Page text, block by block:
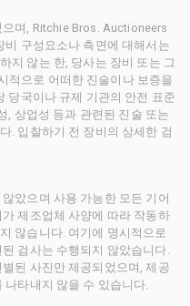
며, Ritchie Bros. Auctioneers
비 구성요소나 측면에 대해서는
지 않는 한, 당사는 장비 또는 그
적으로 어떠한 진술이나 보증을
당국이나 규제 기관의 안전 표준
, 상업성 등과 관련된 진술 또는
. 입찰하기 전 장비의 상세한 검
았으며 사용 가능한 모든 기어
제조업체 사양에 따라 작동하
않습니다. 여기에 명시적으로
검사는 수행되지 않았습니다.
된 사진만 제공되었으며, 제공
타내지 않을 수 있습니다.